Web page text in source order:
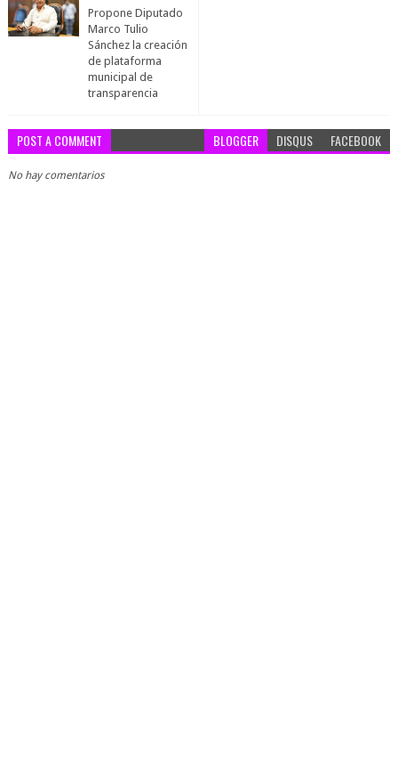
Propone Diputado
Marco Tulio
Sánchez la creación
de plataforma
municipal de
transparencia
POST A COMMENT BLOGGER DISQUS FACEBOOK
No hay comentarios